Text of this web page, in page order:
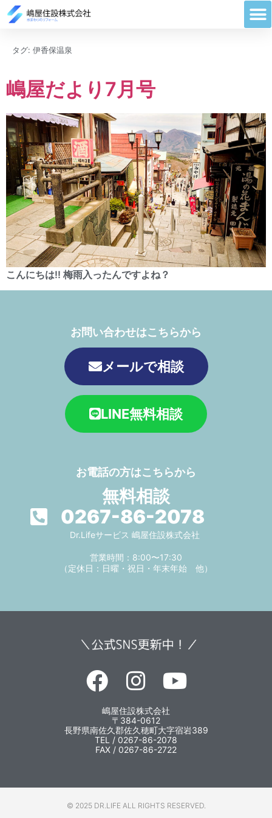
タグ: 伊香保温泉
嶋屋だより7月号
こんにちは!! 梅雨入ったんですよね？
お問い合わせはこちらから
メールで相談
LINE無料相談
お電話の方はこちらから
無料相談
0267-86-2078
Dr.Lifeサービス 嶋屋住設株式会社
営業時間：8:00〜17:30
（定休日：日曜・祝日・年末年始 他）
嶋屋住設株式会社
〒384-0612
長野県南佐久郡佐久穂町大字宿岩389
TEL / 0267-86-2078
FAX / 0267-86-2722
© 2025 DR.LIFE ALL RIGHTS RESERVED.